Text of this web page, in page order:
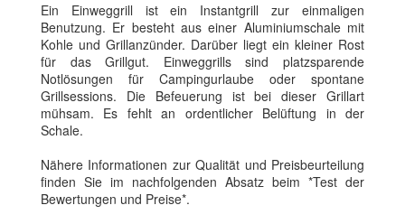
Ein Einweggrill ist ein Instantgrill zur einmaligen
Benutzung. Er besteht aus einer Aluminiumschale mit
Kohle und Grillanzünder. Darüber liegt ein kleiner Rost
für das Grillgut. Einweggrills sind platzsparende
Notlösungen für Campingurlaube oder spontane
Grillsessions. Die Befeuerung ist bei dieser Grillart
mühsam. Es fehlt an ordentlicher Belüftung in der
Schale.
Nähere Informationen zur Qualität und Preisbeurteilung
finden Sie im nachfolgenden Absatz beim *Test der
Bewertungen und Preise*.